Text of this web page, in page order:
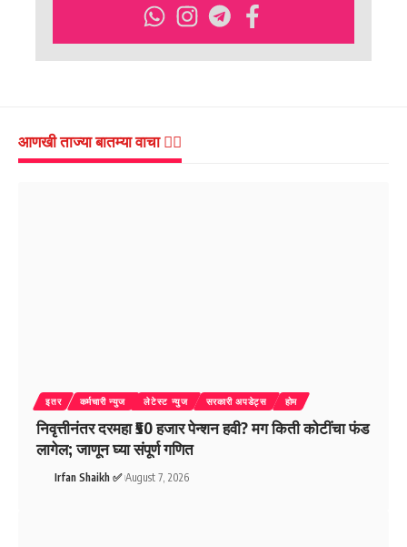
आणखी ताज्या बातम्या वाचा 👇🏻
इतर कर्मचारी न्युज लेटेस्ट न्युज सरकारी अपडेट्स होम
निवृत्तीनंतर दरमहा ₹50 हजार पेन्शन हवी? मग किती कोटींचा फंड
लागेल; जाणून घ्या संपूर्ण गणित
Irfan Shaikh ✅ August 7, 2026